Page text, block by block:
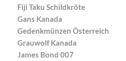
Fiji Taku Schildkröte
Gans Kanada
Gedenkmünzen Österreich
Grauwolf Kanada
James Bond 007